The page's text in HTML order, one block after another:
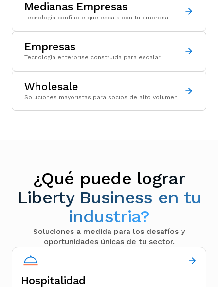
Medianas Empresas
Tecnología confiable que escala con tu empresa
Empresas
Tecnología enterprise construida para escalar
Wholesale
Soluciones mayoristas para socios de alto volumen
¿Qué puede lograr
Liberty Business en tu
industria?
Soluciones a medida para los desafíos y
oportunidades únicas de tu sector.
Hospitalidad